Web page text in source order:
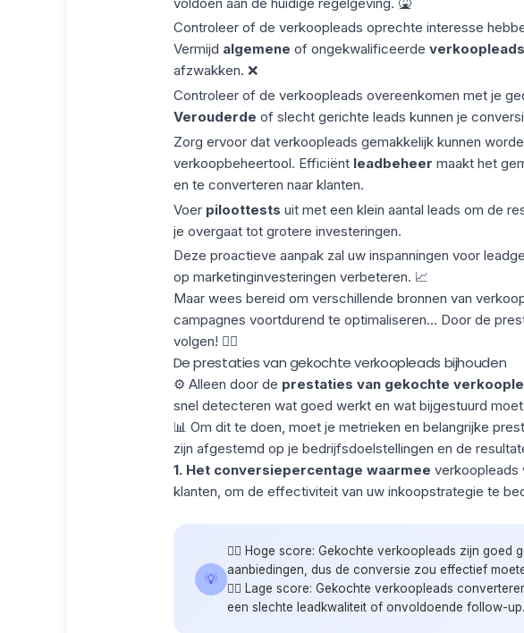
Controleer of de verkoopleads oprechte interesse
Vermijd algemene of ongekwalificeerde verkoopleads
afzwakken. ❌
Controleer of de verkoopleads overeenkomen met je
Verouderde of slecht gerichte leads kunnen je
Zorg ervoor dat verkoopleads gemakkelijk kunnen
verkoopbeheertool. Efficiënt leadbeheer maakt het
en te converteren naar klanten.
Voer piloottests uit met een klein aantal leads om de
je overgaat tot grotere investeringen.
Deze proactieve aanpak zal uw inspanningen voor
op marketinginvesteringen verbeteren. 📈
Maar wees bereid om verschillende bronnen van
campagnes voortdurend te optimaliseren... Door de
volgen! 👇🏼
De prestaties van gekochte verkoopleads bijhouden
⚙️ Alleen door de prestaties van gekochte
snel detecteren wat goed werkt en wat bijgestuurd
📊 Om dit te doen, moet je metrieken en belangrijke
zijn afgestemd op je bedrijfsdoelstellingen en de
1. Het conversiepercentage waarmee verkoopleads
klanten, om de effectiviteit van uw inkoopstrategie te
💡
👉🏼 Hoge score: Gekochte verkoopleads zijn
aanbiedingen, dus de conversie zou effectief
👉🏼 Lage score: Gekochte verkoopleads
een slechte leadkwaliteit of onvoldoende follow-up.